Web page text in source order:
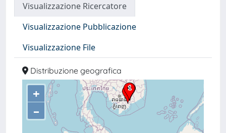
Visualizzazione Ricercatore
Visualizzazione Pubblicazione
Visualizzazione File
Distribuzione geografica
+
–